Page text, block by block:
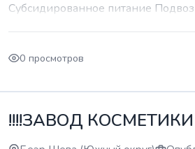
Субсидированное питание
0 просмотров
!!!!ЗАВОД